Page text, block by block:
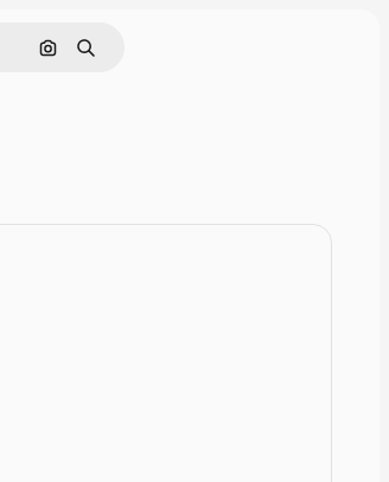
Rechercher par image
Rechercher